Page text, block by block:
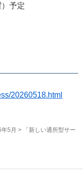
予定
20260518.html
5月 > 「新しい通所型サー